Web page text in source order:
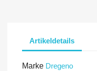
Artikeldetails
Marke Dregeno